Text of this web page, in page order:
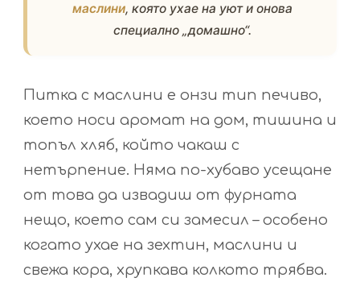
маслини, която ухае на уют и онова
специално „домашно“.
Питка с маслини е онзи тип печиво,
което носи аромат на дом, тишина и
топъл хляб, който чакаш с
нетърпение. Няма по-хубаво усещане
от това да извадиш от фурната
нещо, което сам си замесил – особено
когато ухае на зехтин, маслини и
свежа кора, хрупкава колкото трябва.